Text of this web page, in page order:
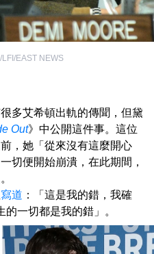
EAST NEWS
多艾希頓出軌的傳聞，但黛
Out》中公開這件事。這位
，她「從來沒有這麼開心
切便開始崩潰，在此期間，
寫道 ：「這是我的錯，我確
一切都是我的錯」。